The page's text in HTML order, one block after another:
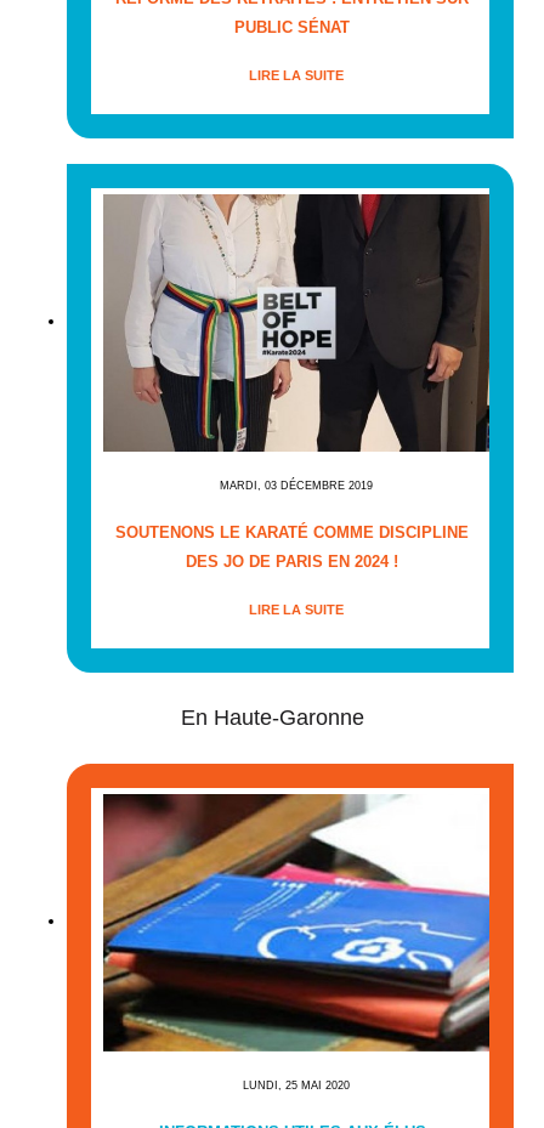
PUBLIC SÉNAT
LIRE LA SUITE
MARDI, 03 DÉCEMBRE 2019
SOUTENONS LE KARATÉ COMME DISCIPLINE
DES JO DE PARIS EN 2024 !
LIRE LA SUITE
En Haute-Garonne
LUNDI, 25 MAI 2020